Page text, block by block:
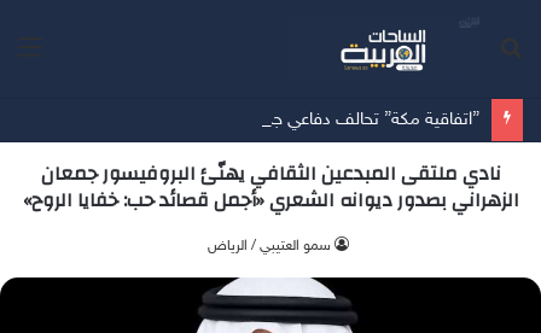
نادي ملتقى المبدعين الثقافي يهنّئ البروفيسور جمعان
الزهراني بصدور ديوانه الشعري «أجمل قصائد حب: خفايا الروح»
سمو العتيبي / الرياض